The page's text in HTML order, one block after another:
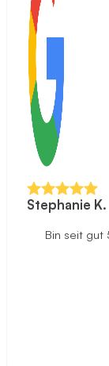
Stephanie K.
Bin seit gut